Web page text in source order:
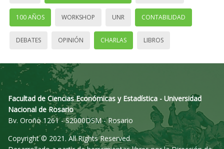
100 AÑOS WORKSHOP UNR CONTABILIDAD
DEBATES OPINIÓN CHARLAS LIBROS
Facultad de Ciencias Económicas y Estadística - Universidad
Nacional de Rosario
Bv. Oroño 1261 - S2000DSM - Rosario
Copyright © 2021. All Rights Reserved.